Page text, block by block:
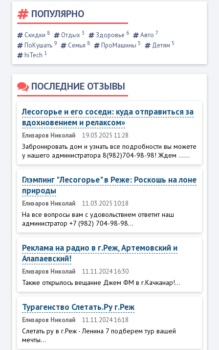
ПОПУЛЯРНО
Скидки 8 Отдых 3 Здоровье 6 Авто 7
ПоКушать 9 Семья 8 ПроМашины 5 Детям 5
hiTech 1
ПОСЛЕДНИЕ ОТЗЫВЫ
Лесогорье и его соседи: куда отправиться за
вдохновением и релаксом»
Елизаров Николай 19.03.2025 11:28
Забронировать дом и узнать все подробности вы можете
у нашего администратора 8(982)704-98-98! Ждем ......
Глэмпинг "Лесогорье" в Реже: Роскошь на лоне
природы
Елизаров Николай 11.03.2025 10:18
На все вопросы вам с удовольствием ответит наш
администратор +7 (982) 704-98-98...
Реклама на радио в г.Реж, Артемовский и
Алапаевский!
Елизаров Николай 11.11.2024 16:30
Также открылось вещание Джем ФМ в г.Качканар!...
Турагенство Слетать.Ру г.Реж
Елизаров Николай 11.11.2024 16:18
Слетать ру в г.Реж - Ленина 7 подберем тур вашей
мечты...